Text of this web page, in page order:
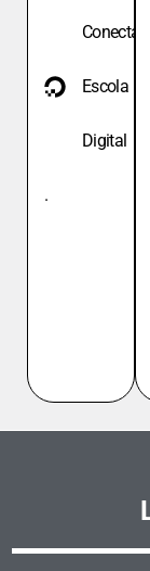
Conecta
Escola
Digital
.